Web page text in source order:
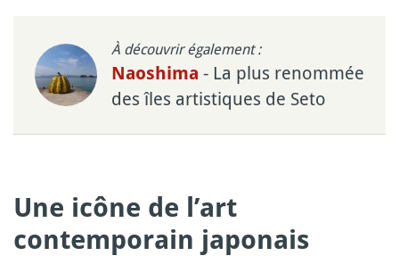
À découvrir également :
Naoshima - La plus renommée
des îles artistiques de Seto
Une icône de l’art
contemporain japonais